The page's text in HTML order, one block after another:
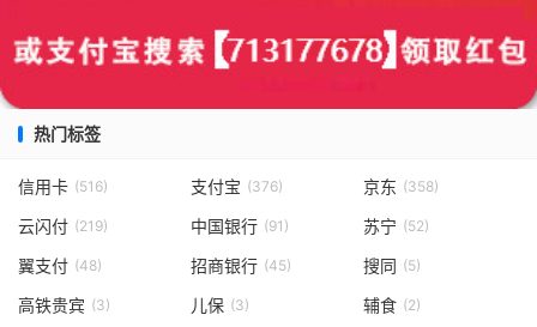
热门标签
信用卡 (516) 支付宝 (376) 京东 (358)
云闪付 (219) 中国银行 (91) 苏宁 (52)
翼支付 (48) 招商银行 (45) 搜同 (5)
高铁贵宾 (3) 儿保 (3) 辅食 (2)